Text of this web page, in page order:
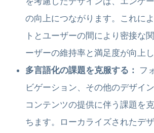
の向上につながります。これに
トとユーザーの間により密接な
ーザーの維持率と満足度が向上し
多言語化の課題を克服する： フ
ビゲーション、その他のデザイ
コンテンツの提供に伴う課題を
ちます。ローカライズされたデ